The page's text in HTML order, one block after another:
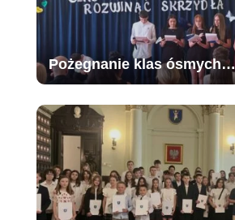
Pożegnanie klas ósmych…